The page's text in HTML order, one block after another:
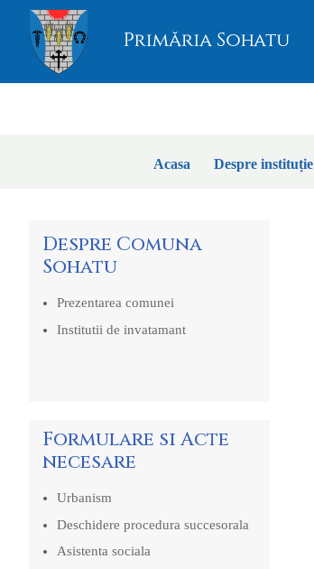
Acasa Despre instituție
Despre Comuna
Sohatu
Prezentarea comunei
Institutii de invatamant
Formulare si Acte
necesare
Urbanism
Deschidere procedura succesorala
Asistenta sociala